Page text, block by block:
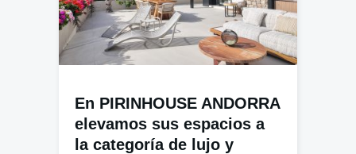
En PIRINHOUSE ANDORRA
elevamos sus espacios a
la categoría de lujo y